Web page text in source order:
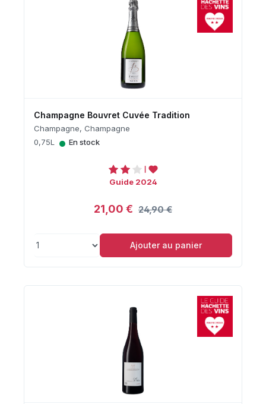
Champagne Bouvret Cuvée Tradition
Champagne, Champagne
0,75L
• En stock
Guide 2024
21,00 € 24,90 €
Ajouter au panier